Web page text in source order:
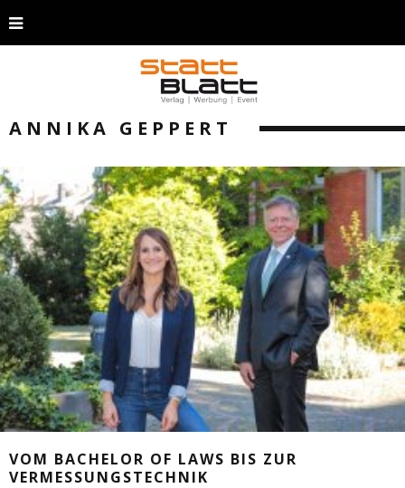
ANNIKA GEPPERT
VOM BACHELOR OF LAWS BIS ZUR
VERMESSUNGSTECHNIK